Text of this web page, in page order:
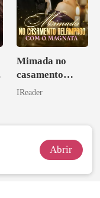
Mimada no
casamento
relâmpago com
IReader
Abrir